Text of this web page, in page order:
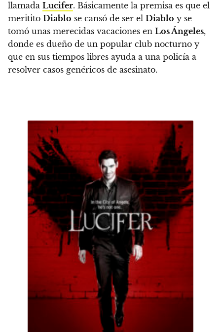
llamada Lucifer. Básicamente la premisa es que el
meritito Diablo se cansó de ser el Diablo y se
tomó unas merecidas vacaciones en Los Ángeles,
donde es dueño de un popular club nocturno y
que en sus tiempos libres ayuda a una policía a
resolver casos genéricos de asesinato.